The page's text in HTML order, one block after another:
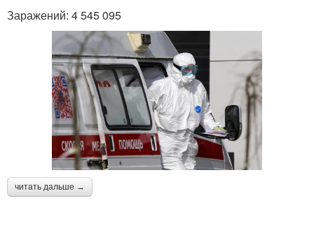
Заражений: 4 545 095
читать дальше →